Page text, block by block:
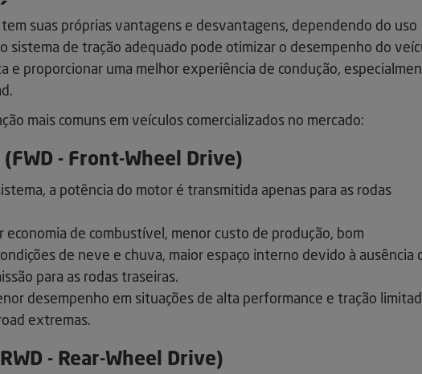
suas próprias vantagens e desvantagens, dependendo do uso
sistema de tração adequado pode otimizar o desempenho do
e proporcionar uma melhor experiência de condução,
mais comuns em veículos comercializados no mercado:
- Front-Wheel Drive)
a potência do motor é transmitida apenas para as rodas
economia de combustível, menor custo de produção, bom
de neve e chuva, maior espaço interno devido à ausência
para as rodas traseiras.
desempenho em situações de alta performance e tração
extremas.
- Rear-Wheel Drive)